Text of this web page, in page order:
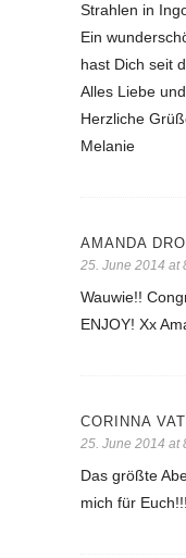
Strahlen in
Ein
hast Dich seit
Alles Liebe
Herzliche
Melanie
AMANDA
25. June 2014 at
Wauwie!!
ENJOY! Xx
CORINNA
25. June 2014 at
Das größte
mich für Euch!!!